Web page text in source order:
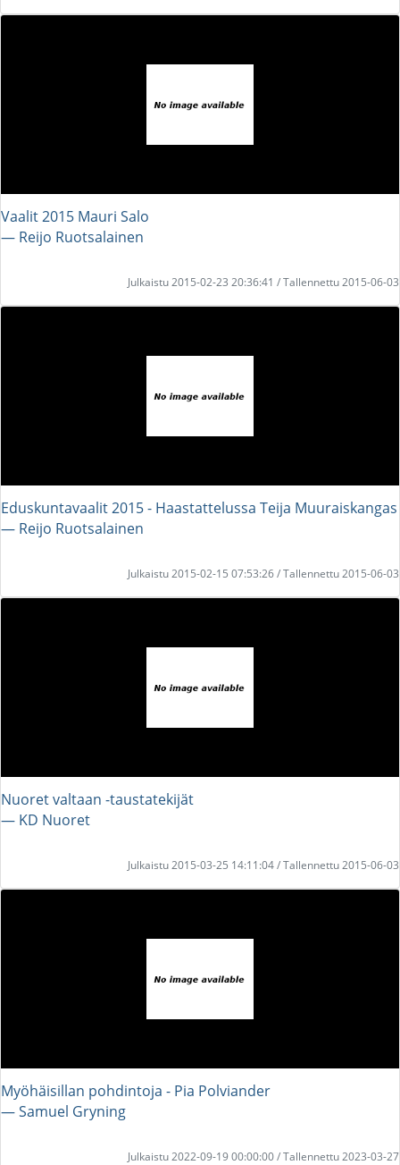
Vaalit 2015 Mauri Salo
― Reijo Ruotsalainen
Julkaistu 2015-02-23 20:36:41 / Tallennettu 2015-06-03
Eduskuntavaalit 2015 - Haastattelussa Teija Muuraiskangas
― Reijo Ruotsalainen
Julkaistu 2015-02-15 07:53:26 / Tallennettu 2015-06-03
Nuoret valtaan -taustatekijät
― KD Nuoret
Julkaistu 2015-03-25 14:11:04 / Tallennettu 2015-06-03
Myöhäisillan pohdintoja - Pia Polviander
― Samuel Gryning
Julkaistu 2022-09-19 00:00:00 / Tallennettu 2023-03-27